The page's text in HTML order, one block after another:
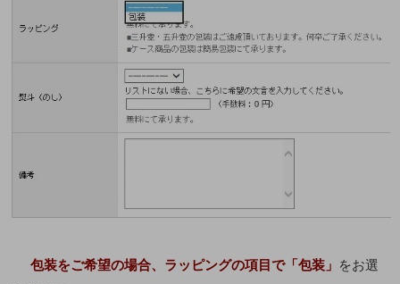
包装をご希望の場合、ラッピングの項目で「包装」 をお選